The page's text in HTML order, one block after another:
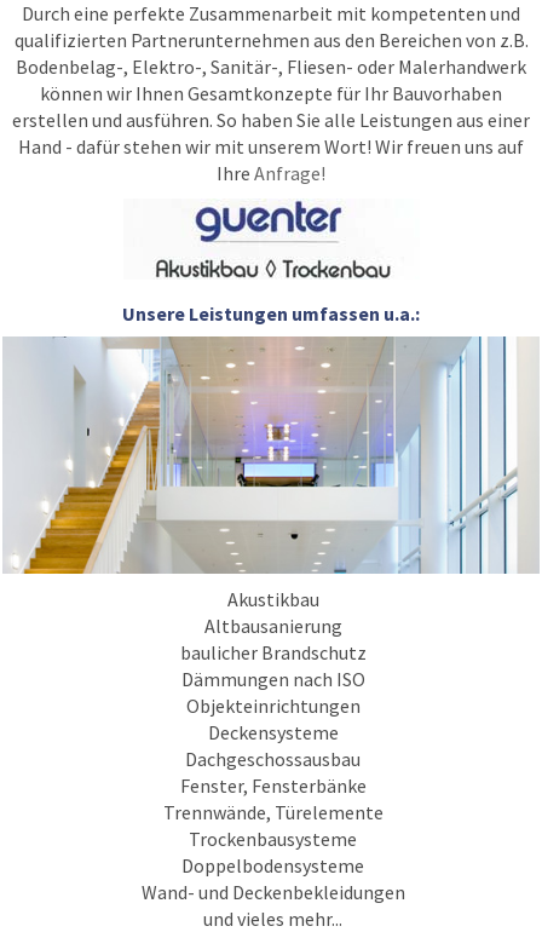
Durch eine perfekte Zusammenarbeit mit kompetenten und
qualifizierten Partnerunternehmen aus den Bereichen von z.B.
Bodenbelag-, Elektro-, Sanitär-, Fliesen- oder Malerhandwerk
können wir Ihnen Gesamtkonzepte für Ihr Bauvorhaben
erstellen und ausführen. So haben Sie alle Leistungen aus einer
Hand - dafür stehen wir mit unserem Wort! Wir freuen uns auf
Ihre Anfrage!
Unsere Leistungen umfassen u.a.:
Akustikbau
Altbausanierung
baulicher Brandschutz
Dämmungen nach ISO
Objekteinrichtungen
Deckensysteme
Dachgeschossausbau
Fenster, Fensterbänke
Trennwände, Türelemente
Trockenbausysteme
Doppelbodensysteme
Wand- und Deckenbekleidungen
und vieles mehr...